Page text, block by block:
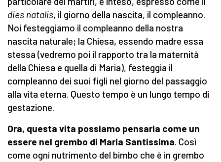
dies natalis, il giorno della nascita, il compleanno.
Noi festeggiamo il compleanno della nostra
nascita naturale; la Chiesa, essendo madre essa
stessa (vedremo poi il rapporto tra la maternità
della Chiesa e quella di Maria), festeggia il
compleanno dei suoi figli nel giorno del passaggio
alla vita eterna. Questo tempo è un lungo tempo di
gestazione.
Ora, questa vita possiamo pensarla come un
essere nel grembo di Maria Santissima. Così
come ogni nutrimento del bimbo che è in grembo